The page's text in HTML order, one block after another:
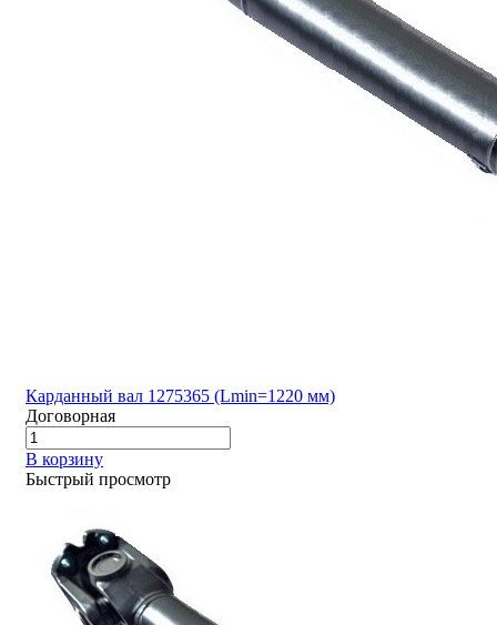
Карданный вал 1275365 (Lmin=1220 мм)
Договорная
В корзину
Быстрый просмотр